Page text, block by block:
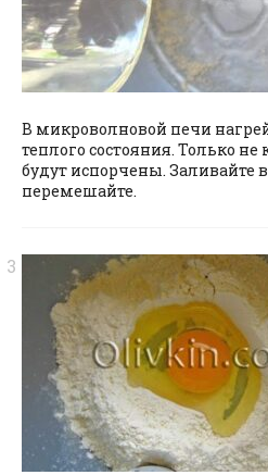
В микроволновой печи
теплого состояния. Только
будут испорчены. Заливайте
перемешайте.